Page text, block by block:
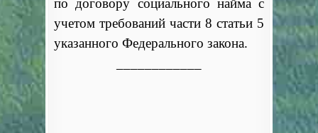
по договору социального найма с
учетом требований части 8 статьи 5
указанного Федерального закона.